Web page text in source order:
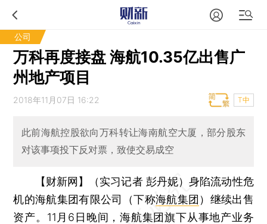
公司
万科再度接盘 海航10.35亿出售广
州地产项目
2018年11月07日 16:22 T中
此前海航控股欲向万科转让海南航空大厦，部分股东
对该事项投下反对票，致使交易成空
【财新网】（实习记者 彭丹妮）身陷流动性危
机的海航集团有限公司（下称海航集团 ）继续出售
资产。11月6日晚间，海航集团旗下从事地产业务